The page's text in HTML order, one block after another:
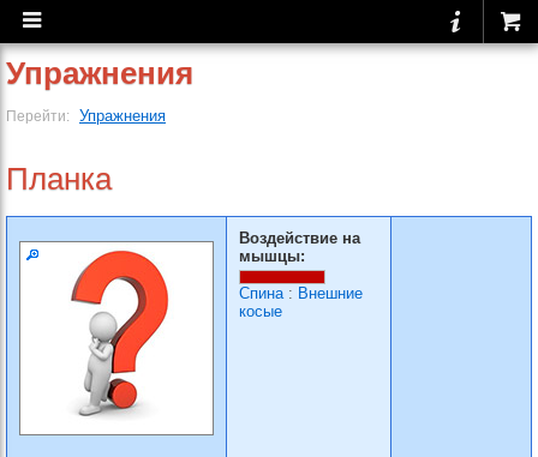
Упражнения
Перейти: Упражнения
Планка
Воздействие на
мышцы:
Спина: Внешние
косые